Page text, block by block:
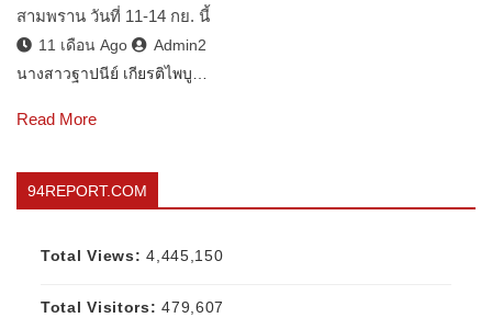
สามพราน วันที่ 11-14 กย. นี้
11 เดือน Ago
Admin2
นางสาวฐาปนีย์ เกียรติไพบู…
Read More
94REPORT.COM
Total Views:4,445,150
Total Visitors:479,607